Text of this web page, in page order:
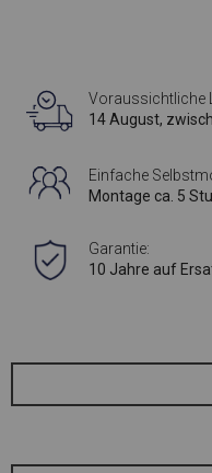
Voraussichtliche
14 August,
Einfache
Montage ca. 5
Garantie:
10 Jahre auf